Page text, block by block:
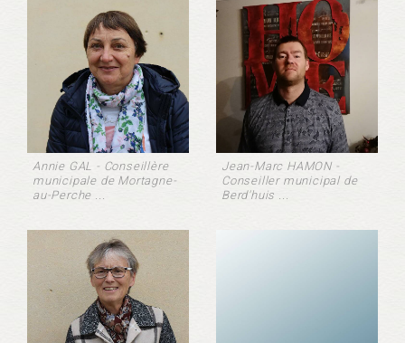
Annie GAL - Conseillère
municipale de Mortagne-
au-Perche ...
Jean-Marc HAMON -
Conseiller municipal de
Berd'huis ...